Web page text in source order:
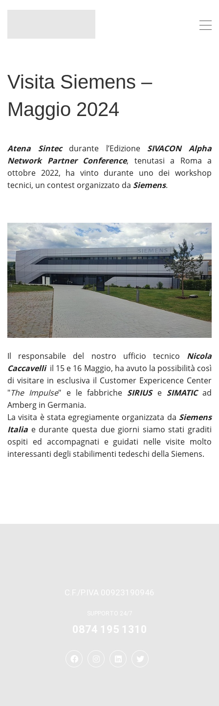
Visita Siemens –
Maggio 2024
Atena Sintecdurante l’Edizione SIVACON Alpha
Network Partner Conference, tenutasi a Roma a
ottobre 2022, ha vinto durante uno dei workshop
tecnici, un contest organizzato da Siemens.
Il responsabile del nostro ufficio tecnico Nicola
Caccavelliil 15 e 16 Maggio, ha avuto la possibilità così
di visitare in esclusiva il Customer Expericence Center
"The Impulse" e le fabbriche SIRIUSe SIMATICad
Amberg in Germania.
La visita è stata egregiamente organizzata da Siemens
Italia e durante questa due giorni siamo stati graditi
ospiti ed accompagnati e guidati nelle visite molto
interessanti degli stabilimenti tedeschi della Siemens.
C.F./P.IVA 00923190946
SUPPORTO 24/7
0874 195 1310